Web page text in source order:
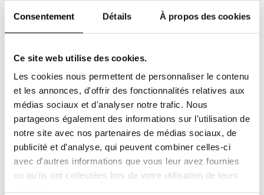
Consentement Détails À propos des cookies
Ce site web utilise des cookies.
Les cookies nous permettent de personnaliser le contenu
et les annonces, d'offrir des fonctionnalités relatives aux
médias sociaux et d'analyser notre trafic. Nous
partageons également des informations sur l'utilisation de
notre site avec nos partenaires de médias sociaux, de
publicité et d'analyse, qui peuvent combiner celles-ci
avec d'autres informations que vous leur avez fournies
ou qu'ils ont collectées lors de votre utilisation de leurs
Ajoute ton adresse de
livraison.
Crée ton compte pour recevoir ton premier boxer gratuit.
Prénom* Nom de famille*
Email*
Mot de passe*